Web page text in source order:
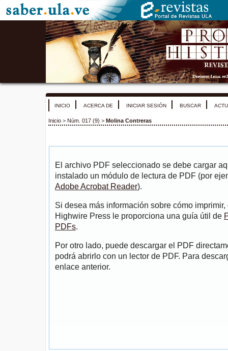
INICIO ACERCA DE INICIAR SESIÓN BUSCAR
Inicio > Núm. 017 (9) > Molina Contreras
El archivo PDF seleccionado se debe cargar
instalado un módulo de lectura de PDF (por
Adobe Acrobat Reader).
Si desea más información sobre cómo
Highwire Press le proporciona una guía útil de
PDFs.
Por otro lado, puede descargar el PDF
podrá abrirlo con un lector de PDF. Para
enlace anterior.